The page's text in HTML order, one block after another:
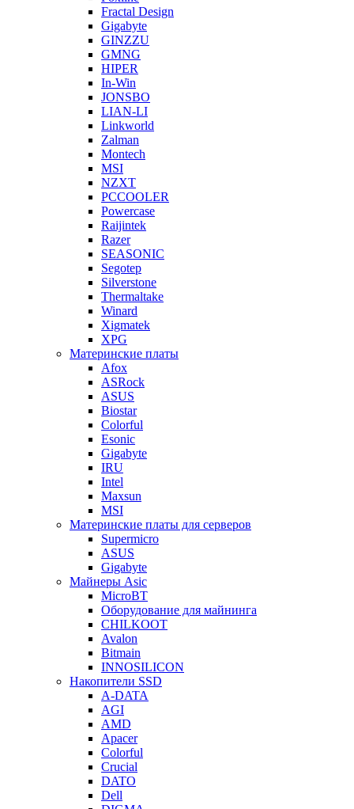
Fractal Design
Gigabyte
GINZZU
GMNG
HIPER
In-Win
JONSBO
LIAN-LI
Linkworld
Zalman
Montech
MSI
NZXT
PCCOOLER
Powercase
Raijintek
Razer
SEASONIC
Segotep
Silverstone
Thermaltake
Winard
Xigmatek
XPG
Материнские платы
Afox
ASRock
ASUS
Biostar
Colorful
Esonic
Gigabyte
IRU
Intel
Maxsun
MSI
Материнские платы для серверов
Supermicro
ASUS
Gigabyte
Майнеры Asic
MicroBT
Оборудование для майнинга
CHILKOOT
Avalon
Bitmain
INNOSILICON
Накопители SSD
A-DATA
AGI
AMD
Apacer
Colorful
Crucial
DATO
Dell